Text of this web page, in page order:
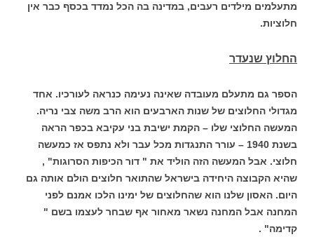
מתעלמים מילדים רעבים, במדינה בה הכל נמדד בכסף כבר אין
חלוציות.
החלוץ שנעדר
הספר גם מתעלם מעובדה שאינה נעימה כנראה לעורכיו. אחד
מגדולי החלוצים של שנות הארבעים הוא הרב משה צבי נריה.
המעשה החלוצי שלו – הקמת ישיבת בני עקיבא בכפר הראה
בשנת 1940 – עורר התנגדות מכל עבר ולא נתפס אז כמעשה
חלוצי. אבל המעשה הזה הוליד את " דור הכיפות הסרוגות" ,
שהיא הקבוצה היחידה בישראל שהתואר חלוצים הולם אותה גם
היום. האסון שלנו הוא שהחלוצים של ימינו הלכו אמנם לפני
המחנה אבל המחנה נשאר מאחור אף שבחר לעצמו בשם "
קדימה" .